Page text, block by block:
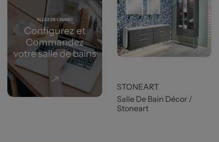
STONEART
Salle De Bain Décor /
Stoneart